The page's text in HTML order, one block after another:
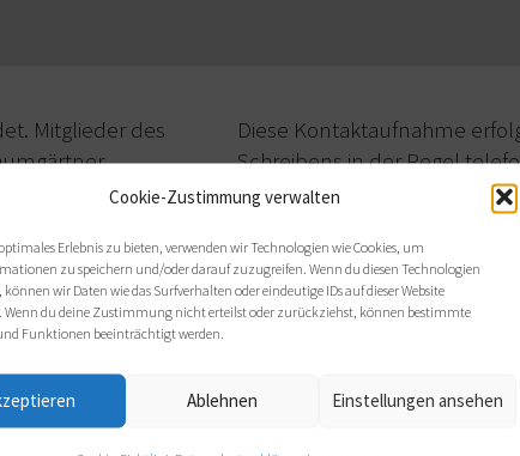
Cookie-Zustimmung verwalten
Erlebnis zu bieten, verwenden wir Technologien wie Cookies, um
zu speichern und/oder darauf zuzugreifen. Wenn du diesen Technologien
wir Daten wie das Surfverhalten oder eindeutige IDs auf dieser Website
Wenn du deine Zustimmung nicht erteilst oder zurückziehst, können bestimmte
Funktionen beeinträchtigt werden.
Ablehnen Einstellungen ansehen
Mitglieder des
info@btw-
Regelungen:
die ein Anliegen
Diese Kontaktaufnahme
Schreibens in der Regel
zunächst ein klärendes
Ombudspersonen und der
führen.
Konnte das Anliegen mit
erbitten die beiden
Rückmeldung, die dies
Soweit erforderlich bzw. von
eingebracht hat, gewünscht